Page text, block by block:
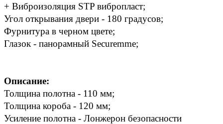
+ Виброизоляция STP вибропласт;
Угол открывания двери - 180 градусов;
Фурнитура в черном цвете;
Глазок - панорамный Securemme;
Описание:
Толщина полотна - 110 мм;
Толщина короба - 120 мм;
Усиление полотна - Лонжерон безопасности